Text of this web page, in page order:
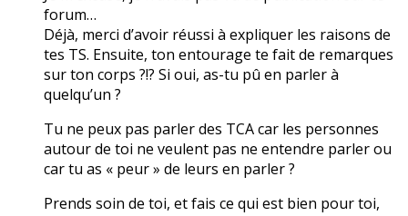
forum…
Déjà, merci d’avoir réussi à expliquer les raisons de
tes TS. Ensuite, ton entourage te fait de remarques
sur ton corps ?!? Si oui, as-tu pû en parler à
quelqu’un ?
Tu ne peux pas parler des TCA car les personnes
autour de toi ne veulent pas ne entendre parler ou
car tu as « peur » de leurs en parler ?
Prends soin de toi, et fais ce qui est bien pour toi,